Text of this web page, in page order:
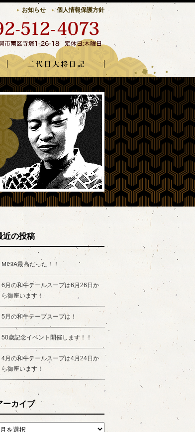
お知らせ 個人情報保護方針
近の投稿
MISIA最高だった！！
6月の和牛テールスープは6月26日か
ら御座います！
5月の和牛テープスープは！
50歳記念イベント開催します！！
4月の和牛テールスープは4月24日か
ら御座います！
ーカイブ
ーカイブ